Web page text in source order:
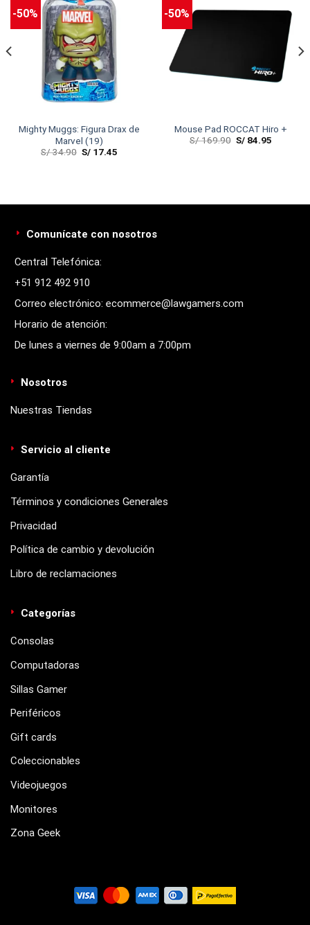
-50%
Mighty Muggs: Figura Drax de
Marvel (19)
S/34.90 S/ 17.45
-50%
Mouse Pad ROCCAT Hiro +
S/169.90 S/ 84.95
Comunícate con nosotros
Central Telefónica:
+51 912 492 910
Correo electrónico: ecommerce@lawgamers.com
Horario de atención:
De lunes a viernes de 9:00am a 7:00pm
Nosotros
Nuestras Tiendas
Servicio al cliente
Garantía
Términos y condiciones Generales
Privacidad
Política de cambio y devolución
Libro de reclamaciones
Categorías
Consolas
Computadoras
Sillas Gamer
Periféricos
Gift cards
Coleccionables
Videojuegos
Monitores
Zona Geek